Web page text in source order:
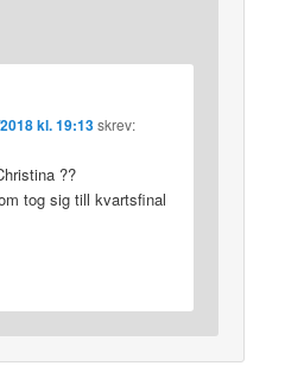
kl. 19:13 skrev:
??
tog sig till kvartsfinal